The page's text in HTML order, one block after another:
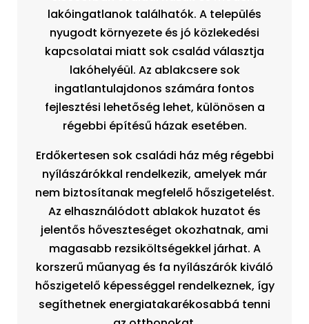
lakóingatlanok találhatók. A település
nyugodt környezete és jó közlekedési
kapcsolatai miatt sok család választja
lakóhelyéül. Az ablakcsere sok
ingatlantulajdonos számára fontos
fejlesztési lehetőség lehet, különösen a
régebbi építésű házak esetében.
Erdőkertesen sok családi ház még régebbi
nyílászárókkal rendelkezik, amelyek már
nem biztosítanak megfelelő hőszigetelést.
Az elhasználódott ablakok huzatot és
jelentős hőveszteséget okozhatnak, ami
magasabb rezsiköltségekkel járhat. A
korszerű műanyag és fa nyílászárók kiváló
hőszigetelő képességgel rendelkeznek, így
segíthetnek energiatakarékosabbá tenni